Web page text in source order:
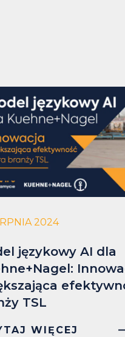
2024
językowy AI dla
TSL
WIĘCEJ